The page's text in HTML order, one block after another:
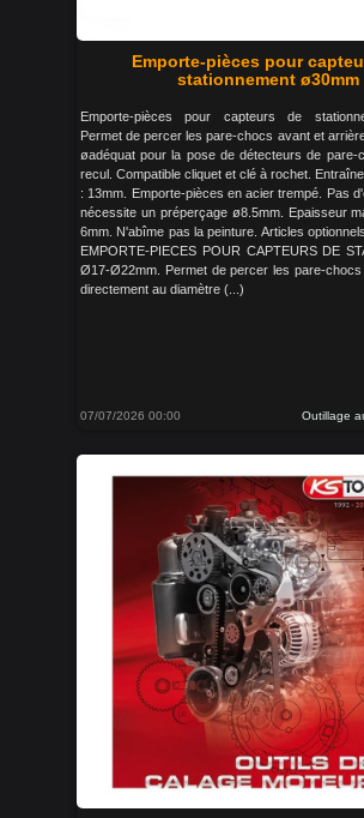
Emporte-pièces pour
stationnement ø30mm
Emporte-pièces pour capteurs de
Permet de percer les pare-chocs avant et
øadéquat pour la pose de détecteurs de pare-
recul. Compatible cliquet et clé à rochet.
: 13mm. Emporte-pièces en acier trempé. Pas
nécessite un préperçage ø8.5mm. Epaisseur
6mm. N'abîme pas la peinture. Articles
EMPORTE-PIECES POUR CAPTEURS DE
Ø17-Ø22mm. Permet de percer les pare-
directement au diamètre (...)
07/07/2026 00:00 Outillage